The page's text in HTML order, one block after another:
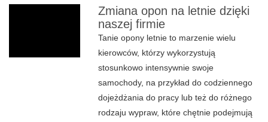
Zmiana opon na letnie dzięki
naszej firmie
Tanie opony letnie to marzenie wielu
kierowców, którzy wykorzystują
stosunkowo intensywnie swoje
samochody, na przykład do codziennego
dojeżdżania do pracy lub też do różnego
rodzaju wypraw, które chętnie podejmują